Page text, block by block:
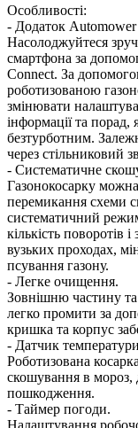
Особливості:
- Додаток Automower
Насолоджуйтеся
смартфона за
Connect. За
роботизованою
змінювати
інформації та порад,
безтурботним.
через стільниковий
- Систематичне
Газонокосарку
перемикання схеми
систематичний
кількість поворотів
вузьких проходах,
псування газону.
- Легке очищення.
Зовнішню частину
легко промити за
кришка та корпус
- Датчик
Роботизована
скошування в мороз,
пошкодження.
- Таймер погоди.
Налаштування